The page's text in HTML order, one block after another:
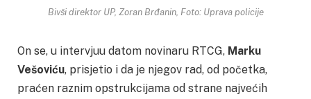
Bivši direktor UP, Zoran Brđanin, Foto: Uprava policije
On se, u intervjuu datom novinaru RTCG, Marku
Vešoviću, prisjetio i da je njegov rad, od početka,
praćen raznim opstrukcijama od strane najvećih